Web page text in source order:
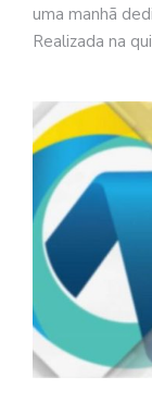
uma manhã
Realizada na